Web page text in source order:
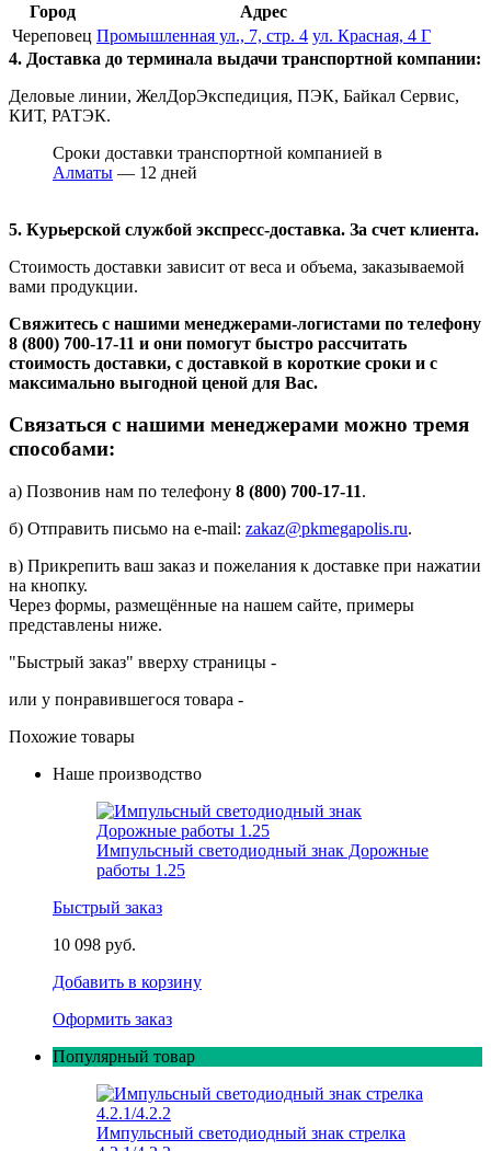
Город
Адрес
Череповец Промышленная ул., 7, стр. 4 ул. Красная, 4 Г
4. Доставка до терминала выдачи транспортной компании:
Деловые линии, ЖелДорЭкспедиция, ПЭК, Байкал Сервис,
КИТ, РАТЭК.
Сроки доставки транспортной компанией в
Алматы — 12 дней
5. Курьерской службой экспресс-доставка. За счет клиента.
Стоимость доставки зависит от веса и объема, заказываемой
вами продукции.
Свяжитесь с нашими менеджерами-логистами по телефону
8 (800) 700-17-11 и они помогут быстро рассчитать
стоимость доставки, с доставкой в короткие сроки и с
максимально выгодной ценой для Вас.
Связаться с нашими менеджерами можно тремя
способами:
а) Позвонив нам по телефону 8 (800) 700-17-11.
б) Отправить письмо на e-mail: zakaz@pkmegapolis.ru.
в) Прикрепить ваш заказ и пожелания к доставке при нажатии
на кнопку.
Через формы, размещённые на нашем сайте, примеры
представлены ниже.
"Быстрый заказ" вверху страницы -
или у понравившегося товара -
Похожие товары
Наше производство
Импульсный светодиодный знак Дорожные
работы 1.25
Быстрый заказ
10 098 руб.
Добавить в корзину
Оформить заказ
Популярный товар
Импульсный светодиодный знак стрелка